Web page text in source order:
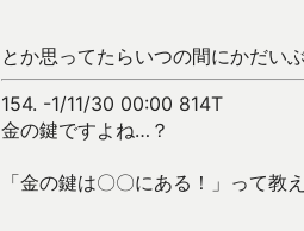
とか思ってたらいつの間にかだい
154. -1/11/30 00:00 814T
金の鍵ですよね…？
「金の鍵は〇〇にある！」って教